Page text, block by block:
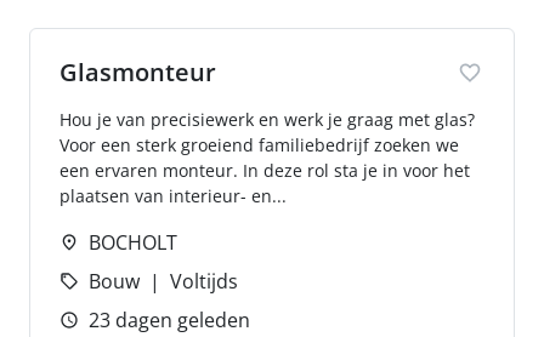
Glasmonteur
Hou je van precisiewerk en werk je graag met glas?
Voor een sterk groeiend familiebedrijf zoeken we
een ervaren monteur. In deze rol sta je in voor het
plaatsen van interieur- en...
BOCHOLT
Bouw
Voltijds
23 dagen geleden